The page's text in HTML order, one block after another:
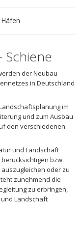
der Neubau
in Deutschland
im
und zum Ausbau
den verschiedenen
und Landschaft
bzw.
oder zu
zunehmend die
zu erbringen,
Landschaft